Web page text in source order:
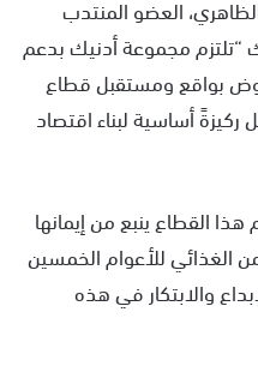
العضو المنتدب
“تلتزم مجموعة أدنيك بدعم
بواقع ومستقبل قطاع
أساسية لبناء اقتصاد
القطاع ينبع من إيمانها
الغذائي للأعوام الخمسين
والابتكار في هذه